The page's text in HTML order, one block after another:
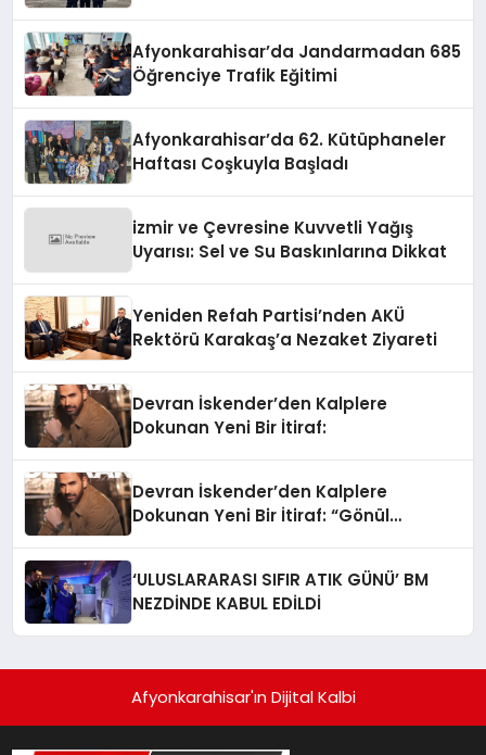
Afyonkarahisar’da Jandarmadan 685
Öğrenciye Trafik Eğitimi
Afyonkarahisar’da 62. Kütüphaneler
Haftası Coşkuyla Başladı
izmir ve Çevresine Kuvvetli Yağış
Uyarısı: Sel ve Su Baskınlarına Dikkat
Yeniden Refah Partisi’nden AKÜ
Rektörü Karakaş’a Nezaket Ziyareti
Devran İskender’den Kalplere
Dokunan Yeni Bir İtiraf:
Devran İskender’den Kalplere
Dokunan Yeni Bir İtiraf: “Gönül
‘ULUSLARARASI SIFIR ATIK GÜNÜ’ BM
NEZDİNDE KABUL EDİLDİ
Afyonkarahisar'ın Dijital Kalbi